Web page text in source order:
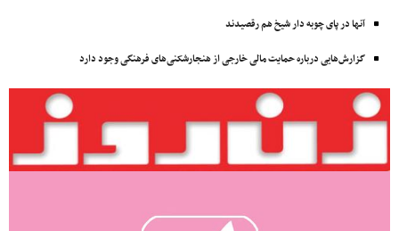
آنها در پای چوبه دار شیخ هم رقصیدند
گزارش‌هایی درباره حمایت مالی خارجی از هنجارشکنی‌های فرهنگی وجود دارد